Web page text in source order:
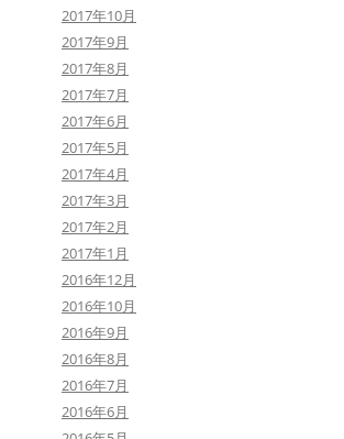
2017年10月
2017年9月
2017年8月
2017年7月
2017年6月
2017年5月
2017年4月
2017年3月
2017年2月
2017年1月
2016年12月
2016年10月
2016年9月
2016年8月
2016年7月
2016年6月